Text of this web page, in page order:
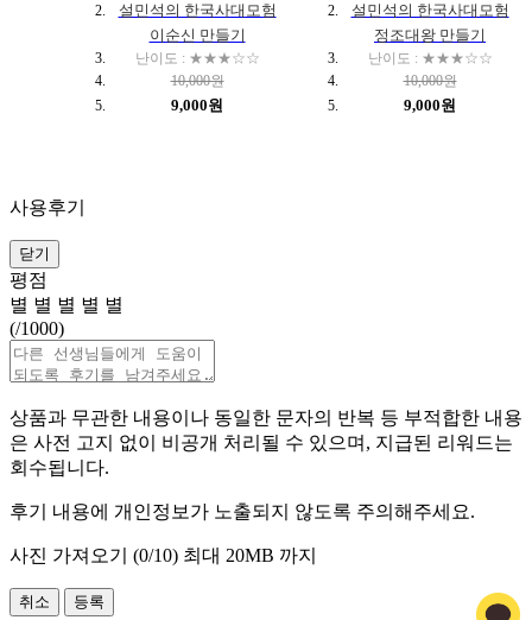
설민석의 한국사대모험
이순신 만들기
난이도 : ★★★☆☆
10,000원
9,000원
설민석의 한국사대모험
정조대왕 만들기
난이도 : ★★★☆☆
10,000원
9,000원
사용후기
닫기
평점
별 별 별 별 별
(/1000)
상품과 무관한 내용이나 동일한 문자의 반복 등 부적합한 내용
은 사전 고지 없이 비공개 처리될 수 있으며, 지급된 리워드는
회수됩니다.
후기 내용에 개인정보가 노출되지 않도록 주의해주세요.
사진 가져오기 (0/10) 최대 20MB 까지
취소 등록